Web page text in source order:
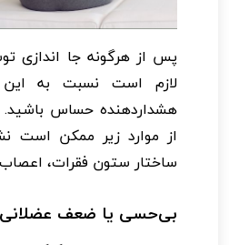
پس از هرگونه جا اندازی
لازم است نسبت به این
هشداردهنده حساس
از موارد زیر ممکن است
ساختار ستون فقرات،
بی‌حسی یا ضعف عضلانی